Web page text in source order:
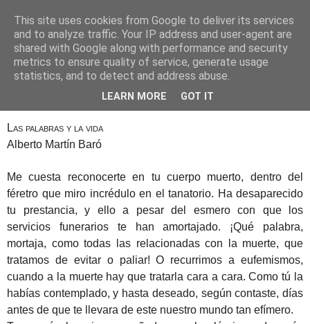
Alberto Martín Baró
26 de noviembre de 2017
Hermano del alma
Las palabras y la vida
Alberto Martín Baró
Me cuesta reconocerte en tu cuerpo muerto, dentro del
féretro que miro incrédulo en el tanatorio. Ha desaparecido
tu prestancia, y ello a pesar del esmero con que los
servicios funerarios te han amortajado. ¡Qué palabra,
mortaja, como todas las relacionadas con la muerte, que
tratamos de evitar o paliar! O recurrimos a eufemismos,
cuando a la muerte hay que tratarla cara a cara. Como tú la
habías contemplado, y hasta deseado, según contaste, días
antes de que te llevara de este nuestro mundo tan efímero.
This site uses cookies from Google to deliver its services
and to analyze traffic. Your IP address and user-agent are
shared with Google along with performance and security
metrics to ensure quality of service, generate usage
statistics, and to detect and address abuse.
LEARN MORE GOT IT